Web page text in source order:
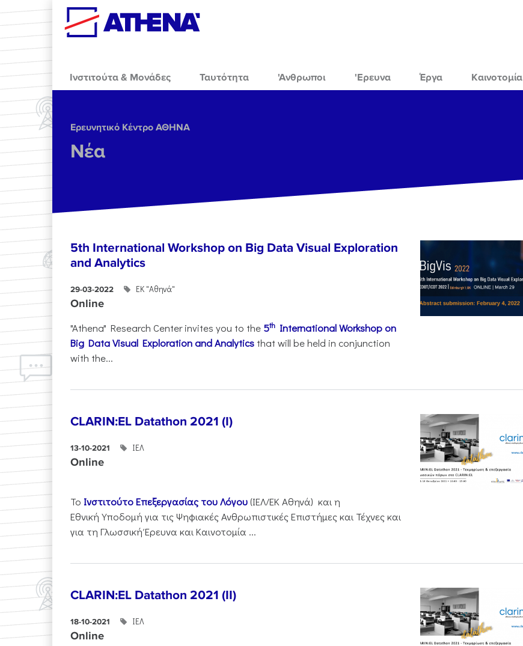
Skip to main content
Ινστιτούτα & Μονάδες Ταυτότητα 'Ανθρωποι 'Ερευνα Έργα Καινοτομία
Ερευνητικό Κέντρο ΑΘΗΝΑ
Νέα
5th International Workshop on Big Data Visual Exploration
and Analytics
29-03-2022 ΕΚ "Αθηνά"
Online
"Athena" Research Center invites you to the 5th International Workshop on
Big Data Visual Exploration and Analytics that will be held in conjunction
with the...
CLARIN:EL Datathon 2021 (I)
13-10-2021 ΙΕΛ
Online
Το Ινστιτούτο Επεξεργασίας του Λόγου(ΙΕΛ/ΕΚ Αθηνά) και η
Εθνική Υποδομή για τις Ψηφιακές Ανθρωπιστικές Επιστήμες και Τέχνες και
για τη Γλωσσική Έρευνα και Καινοτομία ...
CLARIN:EL Datathon 2021 (II)
18-10-2021 ΙΕΛ
Online